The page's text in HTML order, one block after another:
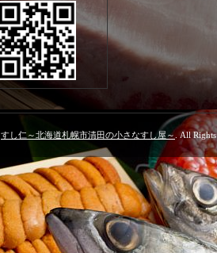
すし仁～北海道札幌市清田の小さなすし屋～ . All